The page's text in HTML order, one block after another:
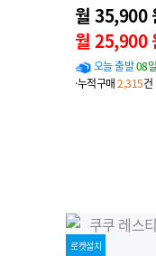
월 35,900
월 25,900
오늘 출발08
·누적구매2,315건
로켓설치